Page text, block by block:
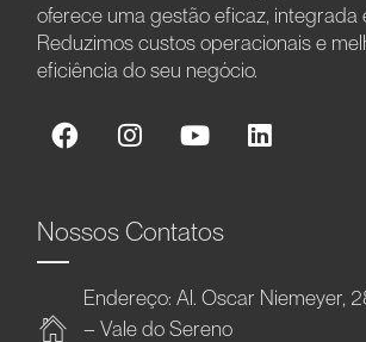
oferece uma gestão eficaz, integrada
Reduzimos custos operacionais e
eficiência do seu negócio.
Nossos Contatos
Endereço: Al. Oscar Niemeyer,
– Vale do Sereno